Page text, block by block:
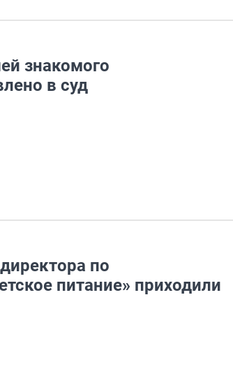
знакомого
в суд
по
питание» приходили